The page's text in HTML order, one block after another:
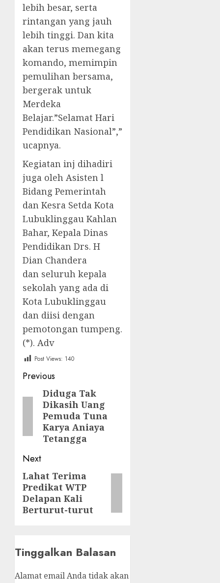
lebih besar, serta
rintangan yang jauh
lebih tinggi. Dan kita
akan terus memegang
komando, memimpin
pemulihan bersama,
bergerak untuk
Merdeka
Belajar.”Selamat Hari
Pendidikan Nasional”,”
ucapnya.
Kegiatan inj dihadiri
juga oleh Asisten l
Bidang Pemerintah
dan Kesra Setda Kota
Lubuklinggau Kahlan
Bahar, Kepala Dinas
Pendidikan Drs. H
Dian Chandera
dan seluruh kepala
sekolah yang ada di
Kota Lubuklinggau
dan diisi dengan
pemotongan tumpeng.
(*). Adv
Post Views: 140
Post
navigation
Previous
Previous
post:
Diduga Tak
Dikasih Uang
Pemuda Tuna
Karya Aniaya
Tetangga
Next
Next
post:
Lahat Terima
Predikat WTP
Delapan Kali
Berturut-turut
Tinggalkan Balasan
Alamat email Anda tidak akan